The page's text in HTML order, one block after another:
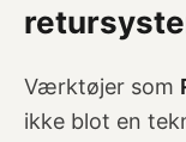
Værktøjer som
ikke blot en